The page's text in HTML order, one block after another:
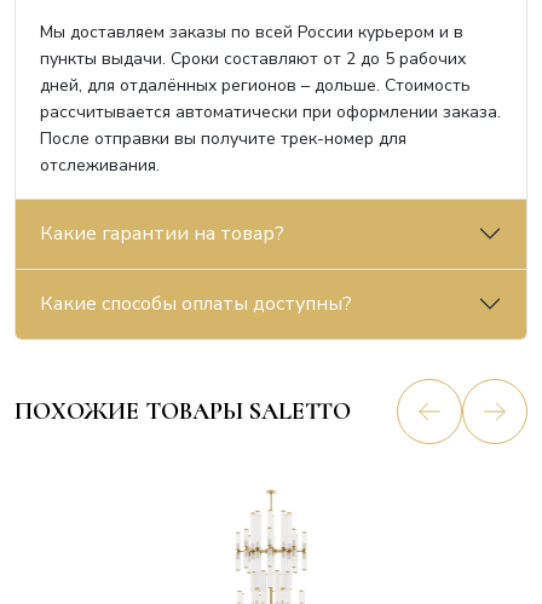
Мы доставляем заказы по всей России курьером и в
пункты выдачи. Сроки составляют от 2 до 5 рабочих
дней, для отдалённых регионов – дольше. Стоимость
рассчитывается автоматически при оформлении заказа.
После отправки вы получите трек-номер для
отслеживания.
Какие гарантии на товар?
Какие способы оплаты доступны?
ПОХОЖИЕ ТОВАРЫ SALETTO